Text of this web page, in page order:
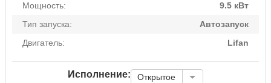
Мощность:
9.5 кВт
Тип запуска:
Автозапуск
Двигатель:
Lifan
Исполнение: Открытое